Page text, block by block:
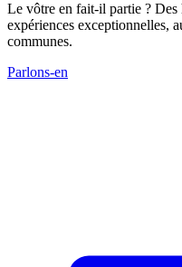
Le vôtre en fait-il partie ? Des
expériences exceptionnelles,
communes.
Parlons-en